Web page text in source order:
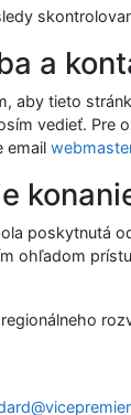
a
aby tieto
vedieť. Pre
email
poskytnutá
ohľadom